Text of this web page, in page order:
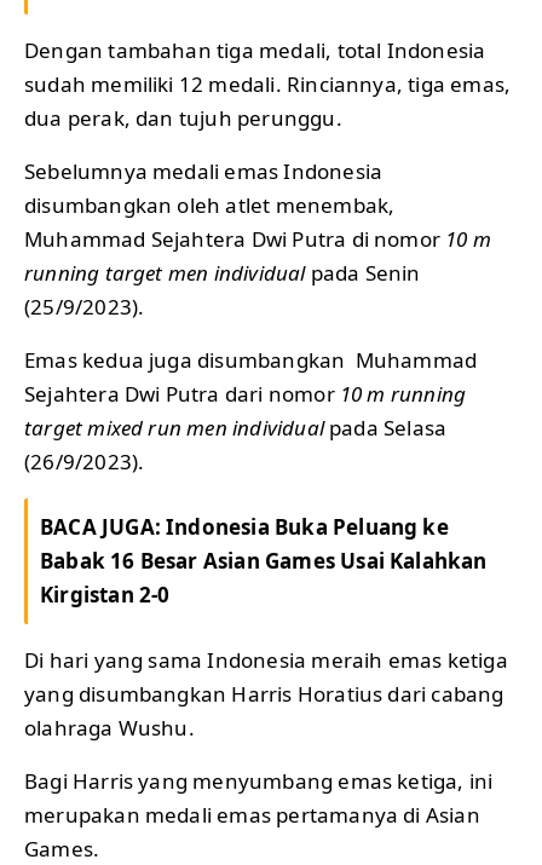
Dengan tambahan tiga medali, total Indonesia
sudah memiliki 12 medali. Rinciannya, tiga emas,
dua perak, dan tujuh perunggu.
Sebelumnya medali emas Indonesia
disumbangkan oleh atlet menembak,
Muhammad Sejahtera Dwi Putra di nomor 10 m
running target men individualpada Senin
(25/9/2023).
Emas kedua juga disumbangkan Muhammad
Sejahtera Dwi Putra dari nomor 10 m running
target mixed run men individualpada Selasa
(26/9/2023).
BACA JUGA:Indonesia Buka Peluang ke
Babak 16 Besar Asian Games Usai Kalahkan
Kirgistan 2-0
Di hari yang sama Indonesia meraih emas ketiga
yang disumbangkan Harris Horatius dari cabang
olahraga Wushu.
Bagi Harris yang menyumbang emas ketiga, ini
merupakan medali emas pertamanya di Asian
Games.